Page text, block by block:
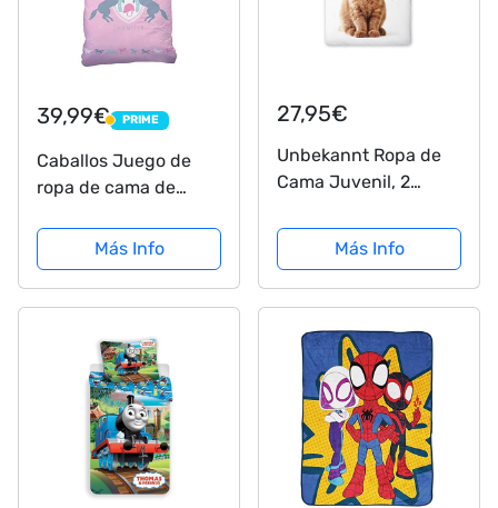
39,99€ PRIME
PRIME
Caballos Juego de
ropa de cama de
cama · cama infantil ·
Best Friends · caballo
& puntos en rosa,
Almohada 80 x 80 +
Funda...
Más Info
27,95€
Unbekannt Ropa de
Cama Juvenil, 2
Friends 006 140 x
200, Multicolor, 200
cm x 140 cm
Más Info